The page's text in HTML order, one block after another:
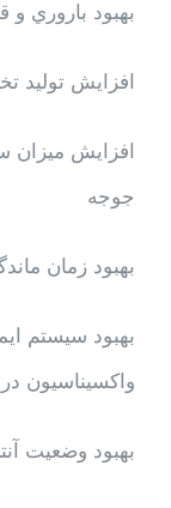
بهبود باروري و
افزايش توليد
افزايش ميزان
جوجه
بهبود زمان
بهبود سيستم
واكسيناسيون
بهبود وضعيت